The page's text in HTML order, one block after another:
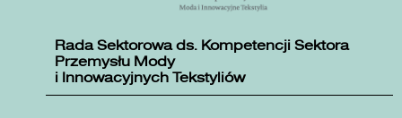
Rada Sektorowa ds. Kompetencji Sektora
Przemysłu Mody
i Innowacyjnych Tekstyliów